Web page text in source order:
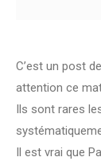
C’est un post
attention ce
Ils sont rares
Il est vrai que